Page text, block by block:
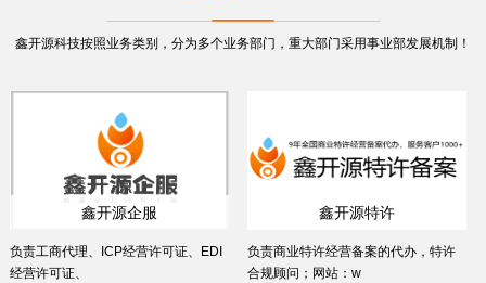
鑫开源科技按照业务类别，分为多个业务部门，重大部门采用事业部发展机制！
鑫开源企服
负责工商代理、ICP经营许可证、EDI
经营许可证、
鑫开源特许
负责商业特许经营备案的代办，特许
合规顾问；网站：w